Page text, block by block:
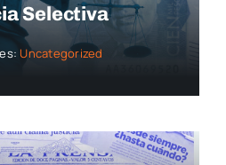
Selectiva
Uncategorized